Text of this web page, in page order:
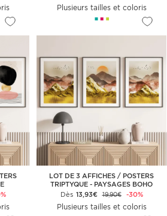
Plusieurs tailles et coloris
LOT DE 3 AFFICHES / POSTERS
TRIPTYQUE - PAYSAGES BOHO
Dès 13,93€ 19,90€ -30%
Plusieurs tailles et coloris